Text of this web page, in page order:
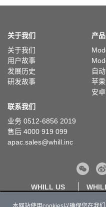
关于我们
关于我们
用户故事
发展历史
研发故事
产品
自
苹
安
联系我们
业务 0512-6856 2019
售后 4000 919 099
apac.sales@whill.inc
WHILL US